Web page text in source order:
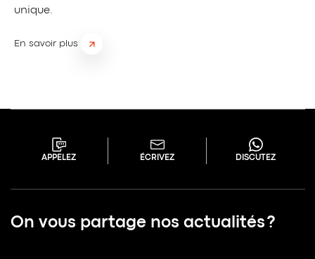
unique.
En savoir plus
APPELEZ ÉCRIVEZ DISCUTEZ
On vous partage nos actualités ?